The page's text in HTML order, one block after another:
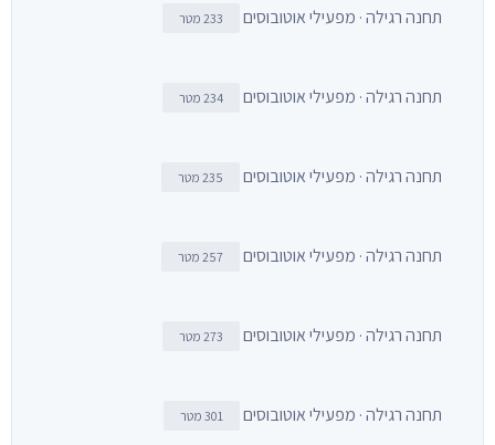
תחנה רגילה · מפעילי אוטובוסים 233 מטר
תחנה רגילה · מפעילי אוטובוסים 234 מטר
תחנה רגילה · מפעילי אוטובוסים 235 מטר
תחנה רגילה · מפעילי אוטובוסים 257 מטר
תחנה רגילה · מפעילי אוטובוסים 273 מטר
תחנה רגילה · מפעילי אוטובוסים 301 מטר